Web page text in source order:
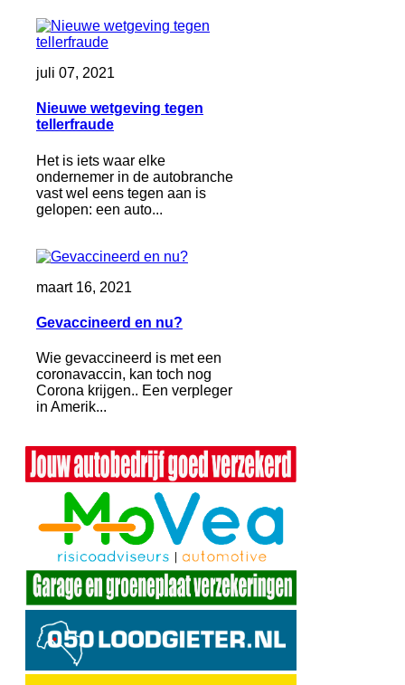
juli 07, 2021
Nieuwe wetgeving tegen
tellerfraude
Het is iets waar elke
ondernemer in de autobranche
vast wel eens tegen aan is
gelopen: een auto...
maart 16, 2021
Gevaccineerd en nu?
Wie gevaccineerd is met een
coronavaccin, kan toch nog
Corona krijgen.. Een verpleger
in Amerik...